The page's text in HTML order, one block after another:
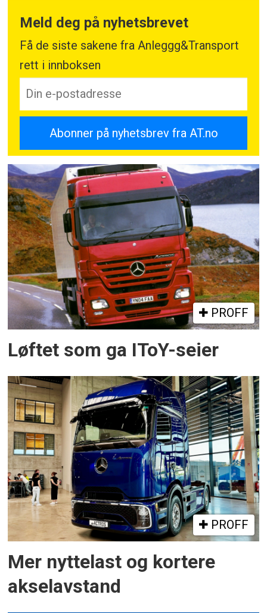
Meld deg på nyhetsbrevet
Få de siste sakene fra Anleggg&Transport
rett i innboksen
PROFF
Løftet som ga IToY-seier
PROFF
Mer nyttelast og kortere
akselavstand